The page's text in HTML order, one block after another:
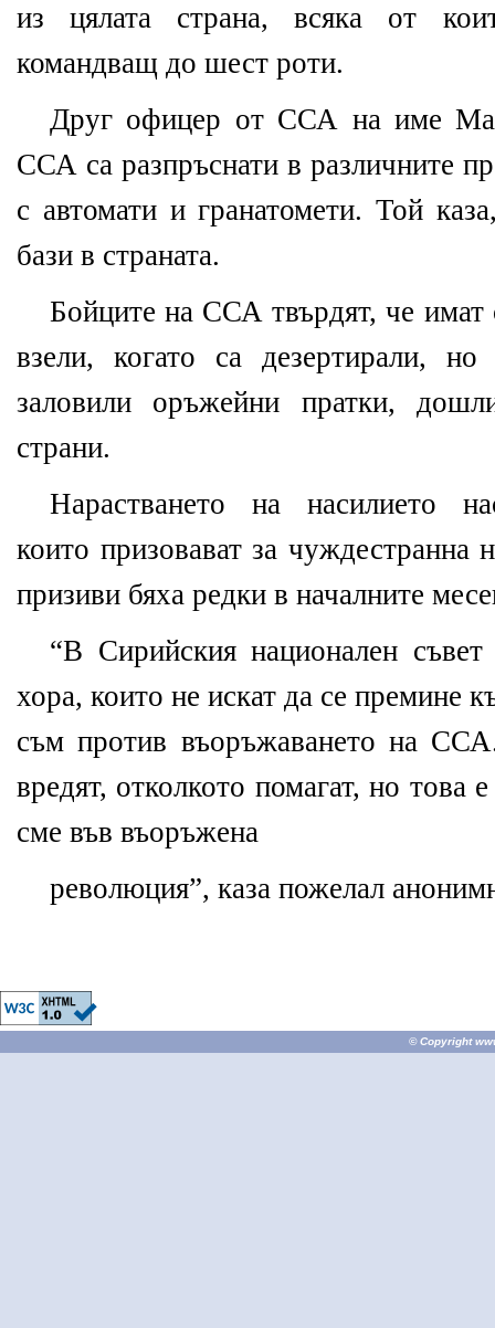
из цялата страна, всяка от
командващ до шест роти.
Друг офицер от ССА на име
ССА са разпръснати в различните
с автомати и гранатомети. Той
бази в страната.
Бойците на ССА твърдят, че имат
взели, когато са дезертирали,
заловили оръжейни пратки,
страни.
Нарастването на насилието
които призовават за
призиви бяха редки в началните
“В Сирийския национален
хора, които не искат да се премине
съм против въоръжаването на
вредят, отколкото помагат, но това
сме във въоръжена
революция”, каза пожелал
© Copyright